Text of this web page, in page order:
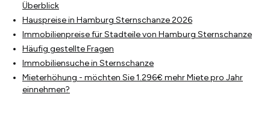
Überblick
Hauspreise in Hamburg Sternschanze 2026
Immobilienpreise für Stadteile von Hamburg Sternschanze
Häufig gestellte Fragen
Immobiliensuche in Sternschanze
Mieterhöhung - möchten Sie 1.296€ mehr Miete pro Jahr
einnehmen?